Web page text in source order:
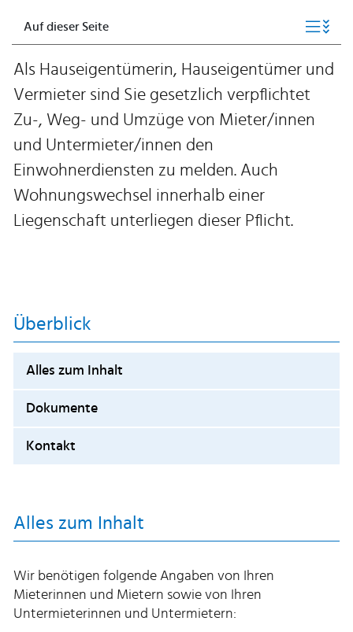
Als Hauseigentümerin, Hauseigentümer und
Vermieter sind Sie gesetzlich verpflichtet
Zu-, Weg- und Umzüge von Mieter/innen
und Untermieter/innen den
Einwohnerdiensten zu melden. Auch
Wohnungswechsel innerhalb einer
Liegenschaft unterliegen dieser Pflicht.
Überblick
Alles zum Inhalt
Dokumente
Kontakt
Alles zum Inhalt
Wir benötigen folgende Angaben von Ihren
Mieterinnen und Mietern sowie von Ihren
Untermieterinnen und Untermietern:
Auf dieser Seite